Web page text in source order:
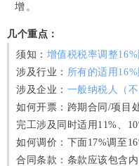
增。
几个重点：
须知： 增值税税率调整
涉及行业： 所有的适用
涉及企业： 一般纳税人（
如何开票：跨期合同/项目
完工涉及同时适用11%、
如何调价：下面17%调至
合同条款：条款应该包含